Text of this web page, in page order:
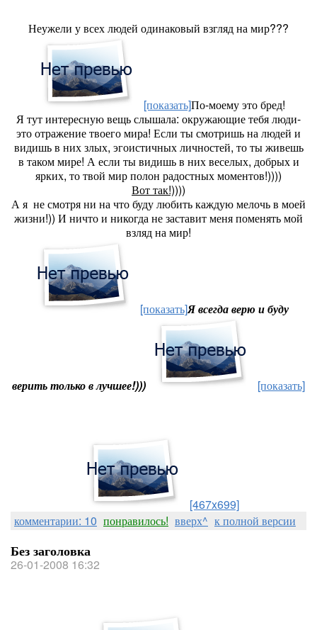
Неужели у всех людей одинаковый взгляд на мир???
[показать]По-моему это бред!
Я тут интересную вещь слышала: окружающие тебя люди-
это отражение твоего мира! Если ты смотришь на людей и
видишь в них злых, эгоистичных личностей, то ты живешь
в таком мире! А если ты видишь в них веселых, добрых и
ярких, то твой мир полон радостных моментов!))))
Вот так!))))
А я не смотря ни на что буду любить каждую мелочь в моей
жизни!)) И ничто и никогда не заставит меня поменять мой
взляд на мир!
[показать]Я всегда верю и буду
верить только в лучшее!))) [показать]
[467x699]
комментарии: 10 понравилось! вверх^ к полной версии
Без заголовка
26-01-2008 16:32